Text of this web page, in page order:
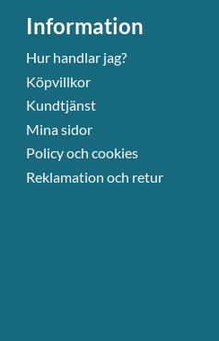
Information
Hur handlar jag?
Köpvillkor
Kundtjänst
Mina sidor
Policy och cookies
Reklamation och retur